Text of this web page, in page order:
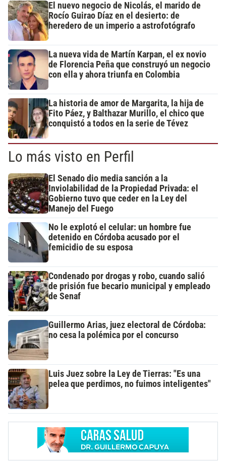
El nuevo negocio de Nicolás, el marido de
Rocío Guirao Díaz en el desierto: de
heredero de un imperio a astrofotógrafo
La nueva vida de Martín Karpan, el ex novio
de Florencia Peña que construyó un negocio
con ella y ahora triunfa en Colombia
La historia de amor de Margarita, la hija de
Fito Páez, y Balthazar Murillo, el chico que
conquistó a todos en la serie de Tévez
Lo más visto en Perfil
El Senado dio media sanción a la
Inviolabilidad de la Propiedad Privada: el
Gobierno tuvo que ceder en la Ley del
Manejo del Fuego
No le explotó el celular: un hombre fue
detenido en Córdoba acusado por el
femicidio de su esposa
Condenado por drogas y robo, cuando salió
de prisión fue becario municipal y empleado
de Senaf
Guillermo Arias, juez electoral de Córdoba:
no cesa la polémica por el concurso
Luis Juez sobre la Ley de Tierras: "Es una
pelea que perdimos, no fuimos inteligentes"